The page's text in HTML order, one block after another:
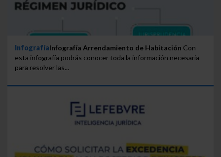
InfografíaInfografía Arrendamiento de Habitación Con
esta infografía podrás conocer toda la información necesaria
para resolver las...